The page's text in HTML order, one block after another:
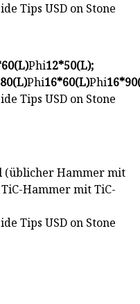
Phi12*50(L);
Phi16*60(L)Phi
(üblicher Hammer mit
Hammer mit TiC-